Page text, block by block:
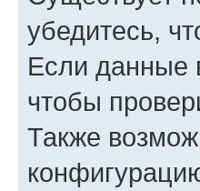
убедитесь,
Если данные
чтобы
Также